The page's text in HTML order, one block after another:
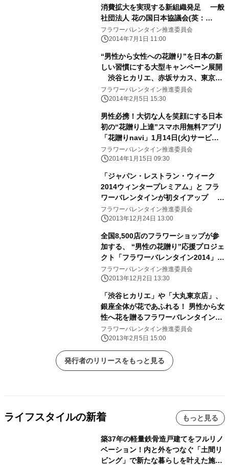
消費拡大を実現する新組織発足 一般
社団法人 花の国日本協議会(英：
Flowering Japan Council(略称：
FJC)) 「フラワーバレンタイン推進委
予定
フラワーバレンタイン推進委員会
2014年7月1日 11:00
“男性から女性への花贈り”を日本の新
しい習慣にする大型キャンペーン展開
渋谷ヒカリエ、赤坂サカス、東京タ
ワー、街コンで 見て、聴いて、体験す
る「フラワーバレンタイン」 ホテ
122イベント、計約6万本の花配り
フラワーバレンタイン推進委員会
2014年2月5日 15:30
男性必携！大切な人を笑顔にする日本
初の“花贈り上達”スマホ用無料アプリ
「花贈りnavi」1月14日(火)サービス
開始
フラワーバレンタイン推進委員会
2014年1月15日 09:30
「ジャパン・レストラン・ウィーク
2014ウィンタープレミアム」と フラ
ワーバレンタインが初タイアップ バ
レンタインのデートシーンに花を添え
る特別限定プラン 「Flower for 2(フ
ストランで提供
フラワーバレンタイン推進委員会
2013年12月24日 13:00
全国8,500店のフラワーショップが参
加する、 “男性の花贈り”応援プロジェ
クト「フラワーバレンタイン2014」
公式サイトが12月2日(月)にグランド
オープン
フラワーバレンタイン推進委員会
2013年12月2日 13:30
「渋谷ヒカリエ」や「大丸東京店」、
銀座全体が花であふれる！ 男性から女
性へ花を贈るフラワーバレンタイン、
イベントを開催！
フラワーバレンタイン推進委員会
2013年2月5日 15:00
発行者のリリースをもっと見る
ライフスタイルの新着 もっと見る
築37年の軽量鉄骨造戸建てをフルリノ
ベーション！内と外をつなぐ「土間リ
ビング」で新たな暮らしを叶えた施工